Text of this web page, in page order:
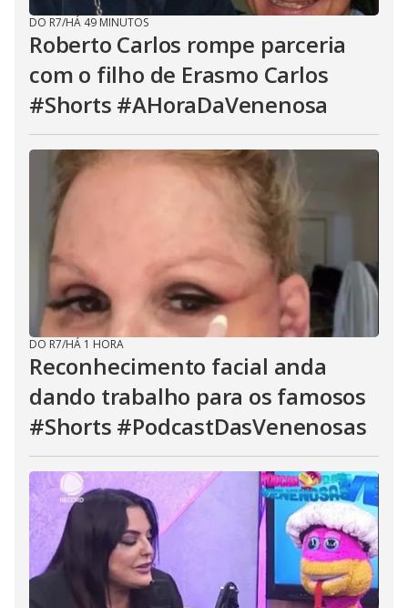
DO R7/HÁ 49 MINUTOS
Roberto Carlos rompe parceria
com o filho de Erasmo Carlos
#Shorts #AHoraDaVenenosa
DO R7/HÁ 1 HORA
Reconhecimento facial anda
dando trabalho para os famosos
#Shorts #PodcastDasVenenosas